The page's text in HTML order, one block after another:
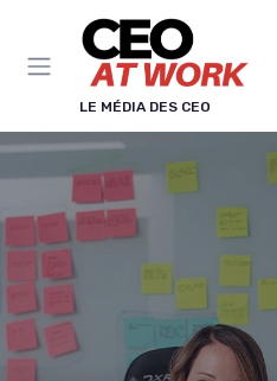
LE MÉDIA DES CEO
Panneau de gestion des cookies